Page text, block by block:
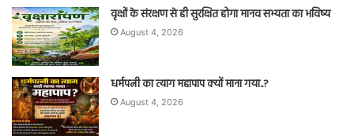
वृक्षों के संरक्षण से ही सुरक्षित होगा मानव सभ्यता का भविष्य
August 4, 2026
धर्मपत्नी का त्याग महापाप क्यों माना गया..?
August 4, 2026